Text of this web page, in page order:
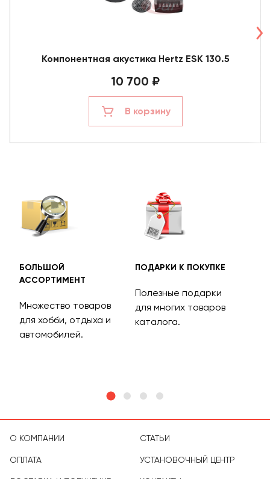
Компонентная акустика Hertz ESK 130.5
10 700 ₽
В корзину
БОЛЬШОЙ
АССОРТИМЕНТ
Множество товаров
для хобби, отдыха и
автомобилей.
ПОДАРКИ К ПОКУПКЕ
Полезные подарки
для многих товаров
каталога.
О КОМПАНИИ
ОПЛАТА
СТАТЬИ
УСТАНОВОЧНЫЙ ЦЕНТР